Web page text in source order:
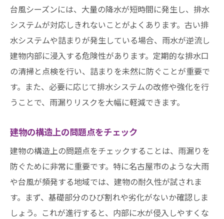
台風シーズンには、大量の降水が短時間に発生し、排水
システムが対応しきれないことがよくあります。古い排
水システムや詰まりが発生している場合、雨水が逆流し
建物内部に浸入する危険性があります。定期的な排水口
の清掃と点検を行い、詰まりを未然に防ぐことが重要で
す。また、必要に応じて排水システムの改修や強化を行
うことで、雨漏りリスクを大幅に軽減できます。
建物の構造上の問題点をチェック
建物の構造上の問題点をチェックすることは、雨漏りを
防ぐために非常に重要です。特に名古屋市のような大雨
や台風が頻発する地域では、建物の耐久性が試されま
す。まず、基礎部分のひび割れや劣化がないか確認しま
しょう。これが進行すると、内部に水が侵入しやすくな